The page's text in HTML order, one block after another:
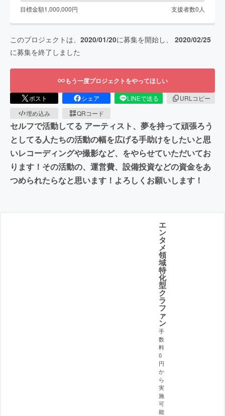
目標金額1,000,000円 支援者数0 人
このプロジェクトは、 2020/01/20に募集を開始し、 2020/02/25
に募集を終了しました
もう一度プロジェクトをやってほしい
ポスト シェア LINEで送る
URLコピー
埋め込み
QRコード
セルフで活動してる アーティスト、夢を持って頑張ろう
としてる人たちの活動の幅を広げる手助けをしたいと思
いレコーディングや撮影など、をやらせていただいてお
ります！その活動の、運営費、設備投資などの資金をあ
つめられたらなと思います！よろしくお願いします！
エ
ン
タ
メ
領
域
特
化
型
ク
ラ
フ
ァ
ン
手
数
料
0
円
か
ら
実
施
可
能